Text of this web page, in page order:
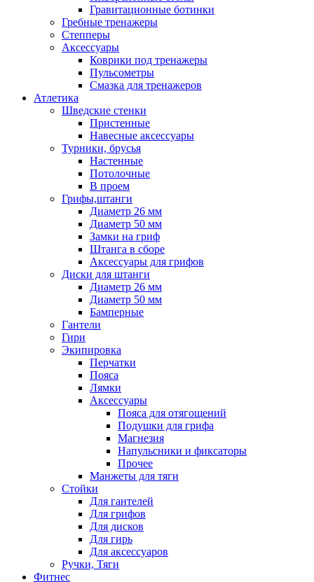
Гравитационные ботинки
Гребные тренажеры
Степперы
Аксессуары
Коврики под тренажеры
Пульсометры
Смазка для тренажеров
Атлетика
Шведские стенки
Пристенные
Навесные аксессуары
Турники, брусья
Настенные
Потолочные
В проем
Грифы,штанги
Диаметр 26 мм
Диаметр 50 мм
Замки на гриф
Штанга в сборе
Аксессуары для грифов
Диски для штанги
Диаметр 26 мм
Диаметр 50 мм
Бамперные
Гантели
Гири
Экипировка
Перчатки
Пояса
Лямки
Аксессуары
Пояса для отягощений
Подушки для грифа
Магнезия
Напульсники и фиксаторы
Прочее
Манжеты для тяги
Стойки
Для гантелей
Для грифов
Для дисков
Для гирь
Для аксессуаров
Ручки, Тяги
Фитнес